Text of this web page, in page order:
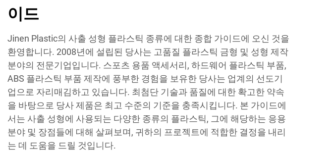
이드
Jinen Plastic의 사출 성형 플라스틱 종류에 대한 종합 가이드에 오신 것을
환영합니다. 2008년에 설립된 당사는 고품질 플라스틱 금형 및 성형 제작
분야의 전문기업입니다. 스포츠 용품 액세서리, 하드웨어 플라스틱 부품,
ABS 플라스틱 부품 제작에 풍부한 경험을 보유한 당사는 업계의 선도기
업으로 자리매김하고 있습니다. 최첨단 기술과 품질에 대한 확고한 약속
을 바탕으로 당사 제품은 최고 수준의 기준을 충족시킵니다. 본 가이드에
서는 사출 성형에 사용되는 다양한 종류의 플라스틱, 그에 해당하는 응용
분야 및 장점들에 대해 살펴보며, 귀하의 프로젝트에 적합한 결정을 내리
는 데 도움을 드릴 것입니다.